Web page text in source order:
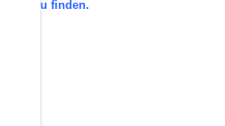
zu finden.